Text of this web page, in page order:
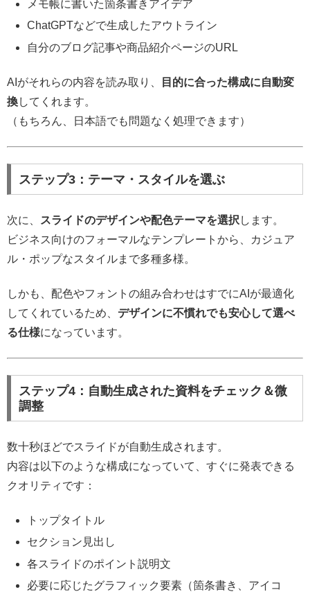
メモ帳に書いた箇条書きアイデア
ChatGPTなどで生成したアウトライン
自分のブログ記事や商品紹介ページのURL
AIがそれらの内容を読み取り、
目的に合った構成に自動変
換してくれます。
（もちろん、日本語でも問題なく処理できます）
ステップ3：テーマ・スタイルを選ぶ
次に、 スライドのデザインや配色テーマを選択 します。
ビジネス向けのフォーマルなテンプレートから、カジュア
ル・ポップなスタイルまで多種多様。
しかも、配色やフォントの組み合わせはすでにAIが最適化
してくれているため、 デザインに不慣れでも安心して選べ
る仕様になっています。
ステップ4：自動生成された資料をチェック＆微
調整
数十秒ほどでスライドが自動生成されます。
内容は以下のような構成になっていて、すぐに発表できる
クオリティです：
トップタイトル
セクション見出し
各スライドのポイント説明文
必要に応じたグラフィック要素（箇条書き、アイコ